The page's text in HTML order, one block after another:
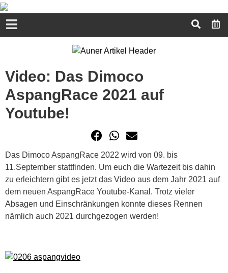
Video: Das Dimoco
AspangRace 2021 auf
Youtube!
Das Dimoco AspangRace 2022 wird von 09. bis
11.September stattfinden. Um euch die Wartezeit bis dahin
zu erleichtern gibt es jetzt das Video aus dem Jahr 2021 auf
dem neuen AspangRace Youtube-Kanal. Trotz vieler
Absagen und Einschränkungen konnte dieses Rennen
nämlich auch 2021 durchgezogen werden!